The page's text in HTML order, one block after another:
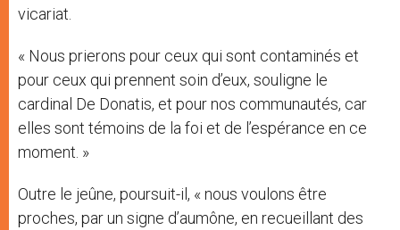
vicariat.
« Nous prierons pour ceux qui sont contaminés et
pour ceux qui prennent soin d’eux, souligne le
cardinal De Donatis, et pour nos communautés, car
elles sont témoins de la foi et de l’espérance en ce
moment. »
Outre le jeûne, poursuit-il, « nous voulons être
proches, par un signe d’aumône, en recueillant des